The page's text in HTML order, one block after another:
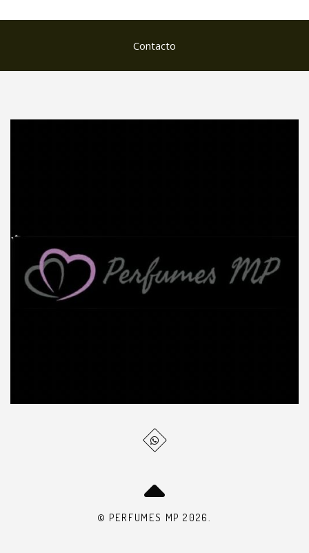
Contacto
© PERFUMES MP 2026.